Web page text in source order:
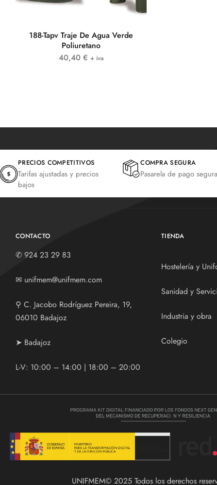
188-Tapv Traje De Agua Verde
Poliuretano
40,40 € + iva
PRECIOS COMPETITIVOS
Tarifas ajustadas y precios
bajos
COMPRA SEGURA
Pasarela de pago segura
CONTACTO
✆ 924 23 29 83
✉ unifmem@unifmem.com
⚲ C. Jacobo Rodríguez Pereira, 19,
06010 Badajoz
➤ Badajoz
L-V: 10:00 – 14:00 | 18:00 – 20:00
TIENDA
Hostelería y
Sanidad y
Industria y obra
Colegio
UNIFMEM© 2025 Todos los derechos